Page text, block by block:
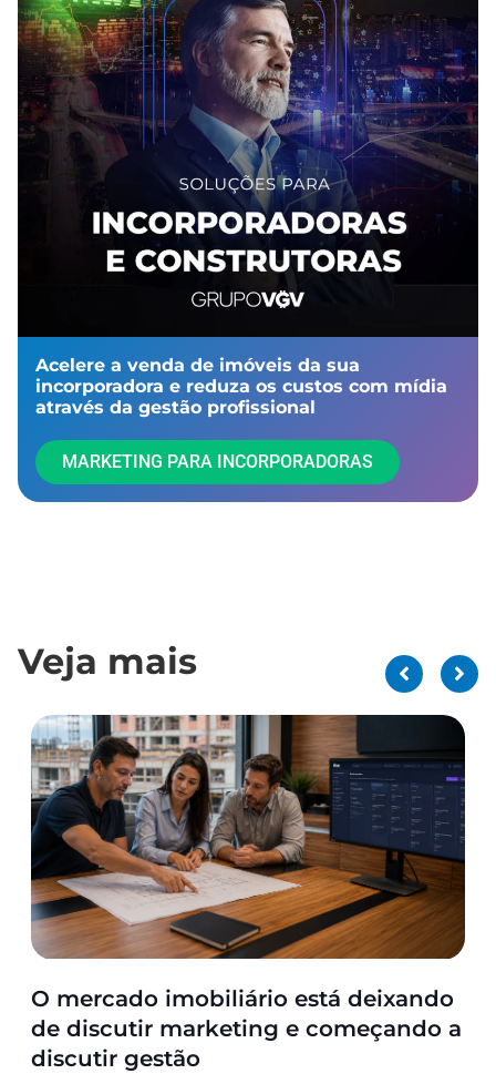
Acelere a venda de imóveis da sua
incorporadora e reduza os custos com mídia
através da gestão profissional​
MARKETING PARA INCORPORADORAS
Veja mais
O mercado imobiliário está deixando
de discutir marketing e começando a
discutir gestão